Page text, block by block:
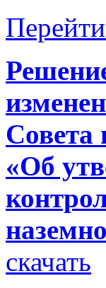
Совета
«Об
скачать